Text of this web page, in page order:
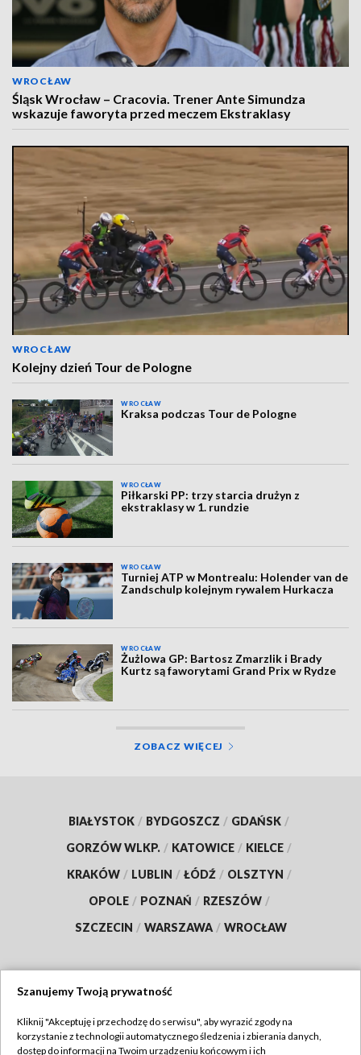
WROCŁAW
Śląsk Wrocław – Cracovia. Trener Ante Simundza
wskazuje faworyta przed meczem Ekstraklasy
WROCŁAW
Kolejny dzień Tour de Pologne
WROCŁAW
Kraksa podczas Tour de Pologne
WROCŁAW
Piłkarski PP: trzy starcia drużyn z
ekstraklasy w 1. rundzie
WROCŁAW
Turniej ATP w Montrealu: Holender van de
Zandschulp kolejnym rywalem Hurkacza
WROCŁAW
Żużlowa GP: Bartosz Zmarzlik i Brady
Kurtz są faworytami Grand Prix w Rydze
ZOBACZ WIĘCEJ
BIAŁYSTOK / BYDGOSZCZ / GDAŃSK /
GORZÓW WLKP. / KATOWICE / KIELCE /
KRAKÓW / LUBLIN / ŁÓDŹ / OLSZTYN /
OPOLE / POZNAŃ / RZESZÓW /
SZCZECIN / WARSZAWA / WROCŁAW
TVP
Szanujemy Twoją prywatność
Kliknij "Akceptuję i przechodzę do serwisu", aby wyrazić zgody na
korzystanie z technologii automatycznego śledzenia i zbierania danych,
dostęp do informacji na Twoim urządzeniu końcowym i ich